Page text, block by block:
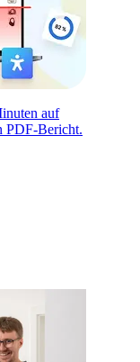
auf
PDF-Bericht.